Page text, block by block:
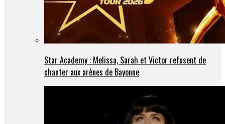
Star Academy : Melissa, Sarah et Victor refusent de
chanter aux arènes de Bayonne